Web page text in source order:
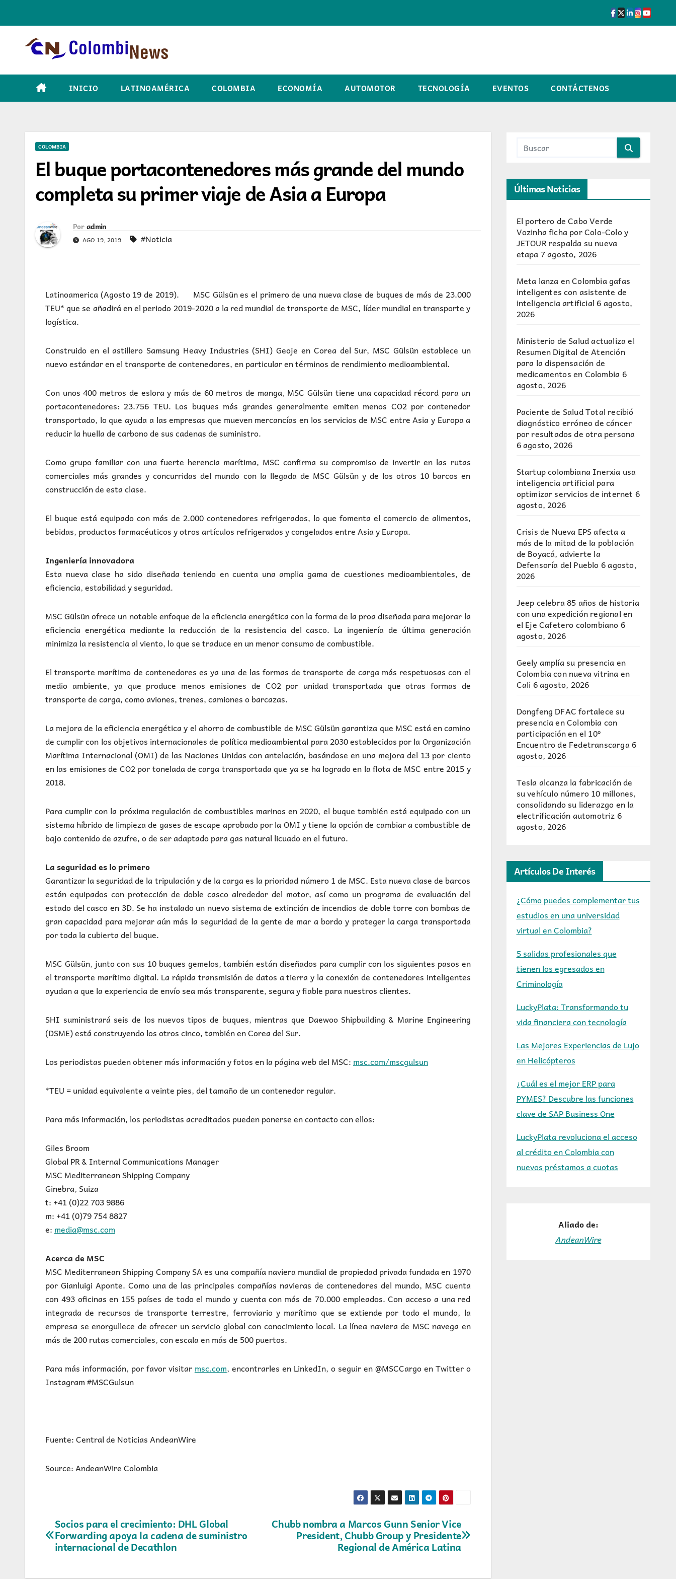
INICIO LATINOAMÉRICA COLOMBIA ECONOMÍA AUTOMOTOR TECNOLOGÍA EVENTOS CONTÁCTENOS
COLOMBIA
El buque portacontenedores más grande del mundo
completa su primer viaje de Asia a Europa
Por admin
AGO 19, 2019 #Noticia
Latinoamerica (Agosto 19 de 2019). MSC Gülsün es el primero de una nueva clase de buques de más de 23.000
TEU* que se añadirá en el periodo 2019-2020 a la red mundial de transporte de MSC, líder mundial en transporte y
logística.
Construido en el astillero Samsung Heavy Industries (SHI) Geoje en Corea del Sur, MSC Gülsün establece un
nuevo estándar en el transporte de contenedores, en particular en términos de rendimiento medioambiental.
Con unos 400 metros de eslora y más de 60 metros de manga, MSC Gülsün tiene una capacidad récord para un
portacontenedores: 23.756 TEU. Los buques más grandes generalmente emiten menos CO2 por contenedor
transportado, lo que ayuda a las empresas que mueven mercancías en los servicios de MSC entre Asia y Europa a
reducir la huella de carbono de sus cadenas de suministro.
Como grupo familiar con una fuerte herencia marítima, MSC confirma su compromiso de invertir en las rutas
comerciales más grandes y concurridas del mundo con la llegada de MSC Gülsün y de los otros 10 barcos en
construcción de esta clase.
El buque está equipado con más de 2.000 contenedores refrigerados, lo que fomenta el comercio de alimentos,
bebidas, productos farmacéuticos y otros artículos refrigerados y congelados entre Asia y Europa.
Ingeniería innovadora
Esta nueva clase ha sido diseñada teniendo en cuenta una amplia gama de cuestiones medioambientales, de
eficiencia, estabilidad y seguridad.
MSC Gülsün ofrece un notable enfoque de la eficiencia energética con la forma de la proa diseñada para mejorar la
eficiencia energética mediante la reducción de la resistencia del casco. La ingeniería de última generación
minimiza la resistencia al viento, lo que se traduce en un menor consumo de combustible.
El transporte marítimo de contenedores es ya una de las formas de transporte de carga más respetuosas con el
medio ambiente, ya que produce menos emisiones de CO2 por unidad transportada que otras formas de
transporte de carga, como aviones, trenes, camiones o barcazas.
La mejora de la eficiencia energética y el ahorro de combustible de MSC Gülsün garantiza que MSC está en camino
de cumplir con los objetivos internacionales de política medioambiental para 2030 establecidos por la Organización
Marítima Internacional (OMI) de las Naciones Unidas con antelación, basándose en una mejora del 13 por ciento
en las emisiones de CO2 por tonelada de carga transportada que ya se ha logrado en la flota de MSC entre 2015 y
2018.
Para cumplir con la próxima regulación de combustibles marinos en 2020, el buque también está equipado con un
sistema híbrido de limpieza de gases de escape aprobado por la OMI y tiene la opción de cambiar a combustible de
bajo contenido de azufre, o de ser adaptado para gas natural licuado en el futuro.
La seguridad es lo primero
Garantizar la seguridad de la tripulación y de la carga es la prioridad número 1 de MSC. Esta nueva clase de barcos
están equipados con protección de doble casco alrededor del motor, así como un programa de evaluación del
estado del casco en 3D. Se ha instalado un nuevo sistema de extinción de incendios de doble torre con bombas de
gran capacidad para mejorar aún más la seguridad de la gente de mar a bordo y proteger la carga transportada
por toda la cubierta del buque.
MSC Gülsün, junto con sus 10 buques gemelos, también están diseñados para cumplir con los siguientes pasos en
el transporte marítimo digital. La rápida transmisión de datos a tierra y la conexión de contenedores inteligentes
ayudan a que la experiencia de envío sea más transparente, segura y fiable para nuestros clientes.
SHI suministrará seis de los nuevos tipos de buques, mientras que Daewoo Shipbuilding & Marine Engineering
(DSME) está construyendo los otros cinco, también en Corea del Sur.
Los periodistas pueden obtener más información y fotos en la página web del MSC: msc.com/mscgulsun
*TEU = unidad equivalente a veinte pies, del tamaño de un contenedor regular.
Para más información, los periodistas acreditados pueden ponerse en contacto con ellos:
Giles Broom
Global PR & Internal Communications Manager
MSC Mediterranean Shipping Company
Ginebra, Suiza
t: +41 (0)22 703 9886
m: +41 (0)79 754 8827
e: media@msc.com
Acerca de MSC
MSC Mediterranean Shipping Company SA es una compañía naviera mundial de propiedad privada fundada en 1970
por Gianluigi Aponte. Como una de las principales compañías navieras de contenedores del mundo, MSC cuenta
con 493 oficinas en 155 países de todo el mundo y cuenta con más de 70.000 empleados. Con acceso a una red
integrada de recursos de transporte terrestre, ferroviario y marítimo que se extiende por todo el mundo, la
empresa se enorgullece de ofrecer un servicio global con conocimiento local. La línea naviera de MSC navega en
más de 200 rutas comerciales, con escala en más de 500 puertos.
Para más información, por favor visitar msc.com, encontrarles en LinkedIn, o seguir en @MSCCargo en Twitter o
Instagram #MSCGulsun
Fuente: Central de Noticias AndeanWire
Source: AndeanWire Colombia
Navegación
de
Chubb nombra a Marcos Gunn Senior Vice
President, Chubb Group y Presidente
Regional de América Latina
Socios para el crecimiento: DHL Global
Forwarding apoya la cadena de suministro
internacional de Decathlon
Últimas Noticias
El portero de Cabo Verde
Vozinha ficha por Colo-Colo y
JETOUR respalda su nueva
etapa7 agosto, 2026
Meta lanza en Colombia gafas
inteligentes con asistente de
inteligencia artificial 6 agosto,
2026
Ministerio de Salud actualiza el
Resumen Digital de Atención
para la dispensación de
medicamentos en Colombia6
agosto, 2026
Paciente de Salud Total recibió
diagnóstico erróneo de cáncer
por resultados de otra persona
6 agosto, 2026
Startup colombiana Inerxia usa
inteligencia artificial para
optimizar servicios de internet 6
agosto, 2026
Crisis de Nueva EPS afecta a
más de la mitad de la población
de Boyacá, advierte la
Defensoría del Pueblo6 agosto,
2026
Jeep celebra 85 años de historia
con una expedición regional en
el Eje Cafetero colombiano6
agosto, 2026
Geely amplía su presencia en
Colombia con nueva vitrina en
Cali 6 agosto, 2026
Dongfeng DFAC fortalece su
presencia en Colombia con
participación en el 10º
Encuentro de Fedetranscarga6
agosto, 2026
Tesla alcanza la fabricación de
su vehículo número 10 millones,
consolidando su liderazgo en la
electrificación automotriz6
agosto, 2026
Artículos De Interés
¿Cómo puedes complementar tus
estudios en una universidad
virtual en Colombia?
5 salidas profesionales que
tienen los egresados en
Criminología
LuckyPlata: Transformando tu
vida financiera con tecnología
Las Mejores Experiencias de Lujo
en Helicópteros
¿Cuál es el mejor ERP para
PYMES? Descubre las funciones
clave de SAP Business One
LuckyPlata revoluciona el acceso
al crédito en Colombia con
nuevos préstamos a cuotas
Aliado de:
AndeanWire